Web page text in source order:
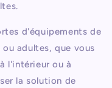
d'équipements de
adultes, que vous
l'intérieur ou à
la solution de